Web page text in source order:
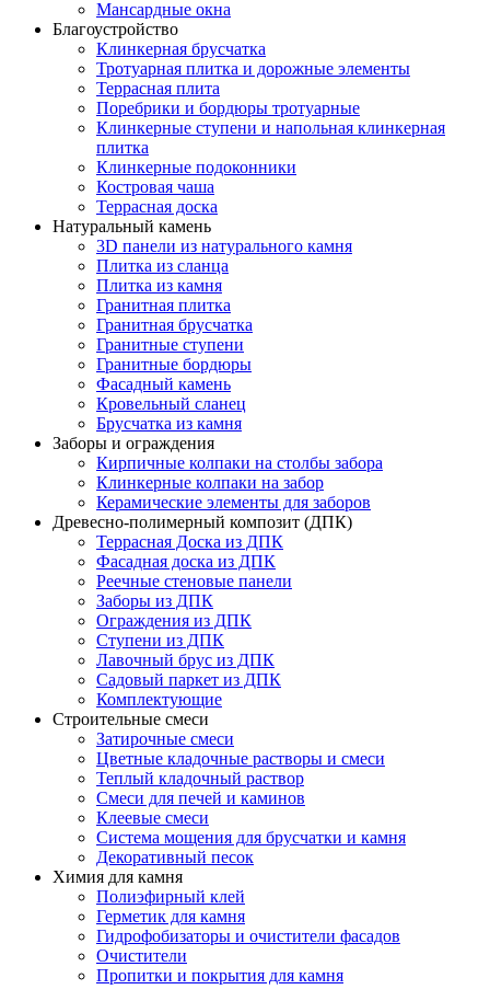
Мансардные окна
Благоустройство
Клинкерная брусчатка
Тротуарная плитка и дорожные элементы
Террасная плита
Поребрики и бордюры тротуарные
Клинкерные ступени и напольная клинкерная
плитка
Клинкерные подоконники
Костровая чаша
Террасная доска
Натуральный камень
3D панели из натурального камня
Плитка из сланца
Плитка из камня
Гранитная плитка
Гранитная брусчатка
Гранитные ступени
Гранитные бордюры
Фасадный камень
Кровельный сланец
Брусчатка из камня
Заборы и ограждения
Кирпичные колпаки на столбы забора
Клинкерные колпаки на забор
Керамические элементы для заборов
Древесно-полимерный композит (ДПК)
Террасная Доска из ДПК
Фасадная доска из ДПК
Реечные стеновые панели
Заборы из ДПК
Ограждения из ДПК
Ступени из ДПК
Лавочный брус из ДПК
Садовый паркет из ДПК
Комплектующие
Строительные смеси
Затирочные смеси
Цветные кладочные растворы и смеси
Теплый кладочный раствор
Смеси для печей и каминов
Клеевые смеси
Система мощения для брусчатки и камня
Декоративный песок
Химия для камня
Полиэфирный клей
Герметик для камня
Гидрофобизаторы и очистители фасадов
Очистители
Пропитки и покрытия для камня